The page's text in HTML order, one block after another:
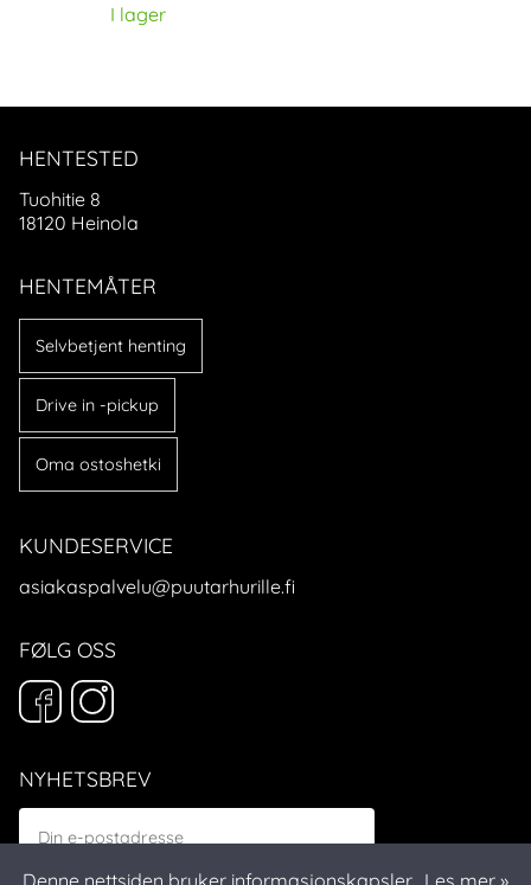
I lager
HENTESTED
Tuohitie 8
18120 Heinola
HENTEMÅTER
Selvbetjent henting
Drive in -pickup
Oma ostoshetki
KUNDESERVICE
asiakaspalvelu@puutarhurille.fi
FØLG OSS
NYHETSBREV
Denne nettsiden bruker informasjonskapsler. Les mer »